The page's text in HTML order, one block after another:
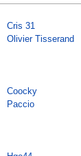
Cris 31
Olivier Tisserand
Coocky
Paccio